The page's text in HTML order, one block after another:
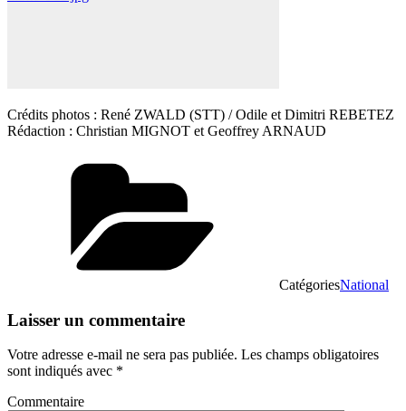
Crédits photos : René ZWALD (STT) / Odile et Dimitri REBETEZ
Rédaction : Christian MIGNOT et Geoffrey ARNAUD
CatégoriesNational
Laisser un commentaire
Votre adresse e-mail ne sera pas publiée. Les champs obligatoires
sont indiqués avec *
Commentaire